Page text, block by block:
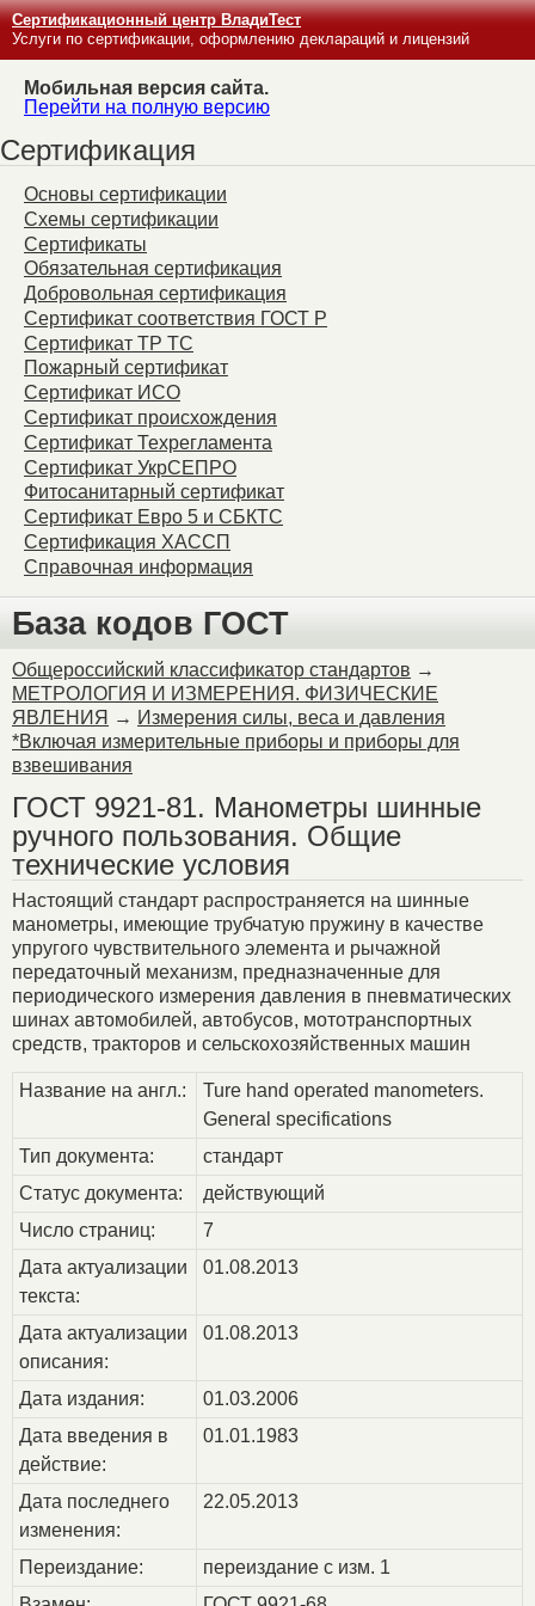
Сертификационный центр ВладиТест
Услуги по сертификации, оформлению деклараций и лицензий
Мобильная версия сайта.
Перейти на полную версию
Сертификация
Основы сертификации
Схемы сертификации
Сертификаты
Обязательная сертификация
Добровольная сертификация
Сертификат соответствия ГОСТ Р
Сертификат ТР ТС
Пожарный сертификат
Сертификат ИСО
Сертификат происхождения
Сертификат Техрегламента
Сертификат УкрСЕПРО
Фитосанитарный сертификат
Сертификат Евро 5 и СБКТС
Сертификация ХАССП
Справочная информация
База кодов ГОСТ
Общероссийский классификатор стандартов →
МЕТРОЛОГИЯ И ИЗМЕРЕНИЯ. ФИЗИЧЕСКИЕ
ЯВЛЕНИЯ → Измерения силы, веса и давления
*Включая измерительные приборы и приборы для
взвешивания
ГОСТ 9921-81. Манометры шинные
ручного пользования. Общие
технические условия
Настоящий стандарт распространяется на шинные
манометры, имеющие трубчатую пружину в качестве
упругого чувствительного элемента и рычажной
передаточный механизм, предназначенные для
периодического измерения давления в пневматических
шинах автомобилей, автобусов, мототранспортных
средств, тракторов и сельскохозяйственных машин
Название на англ.:
Ture hand operated manometers.
General specifications
Тип документа:
стандарт
Статус документа:
действующий
Число страниц:
7
Дата актуализации
текста:
01.08.2013
Дата актуализации
описания:
01.08.2013
Дата издания:
01.03.2006
Дата введения в
действие:
01.01.1983
Дата последнего
изменения:
22.05.2013
Переиздание:
переиздание с изм. 1